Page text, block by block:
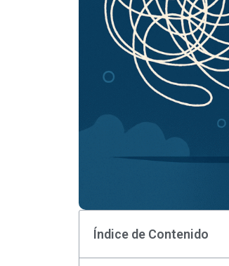
Índice de Contenido